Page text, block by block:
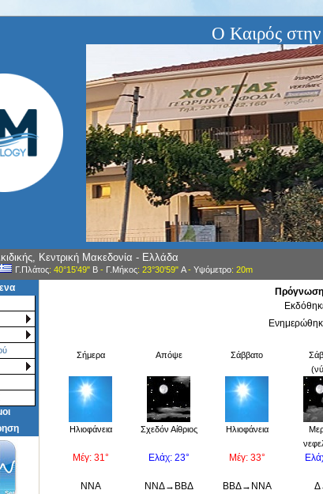
Ο Καιρός
Κεντρική Μακεδονία - Ελλάδα
Γ.Πλάτος: 40°15'49" Β- Γ.Μήκος: 23°30'59" Α- Υψόμετρο: 20m
Πρόγνωση
Σήμερα
Ηλιοφάνεια
Απόψε
Σχεδόν Αίθριος
Σάββατο
Ηλιοφάνεια
Μέγ: 31° Ελάχ: 23° Μέγ: 33°
ΝΝΑ
ΝΝΔ→ΒΒΔ
ΒΒΔ→ΝΝΑ